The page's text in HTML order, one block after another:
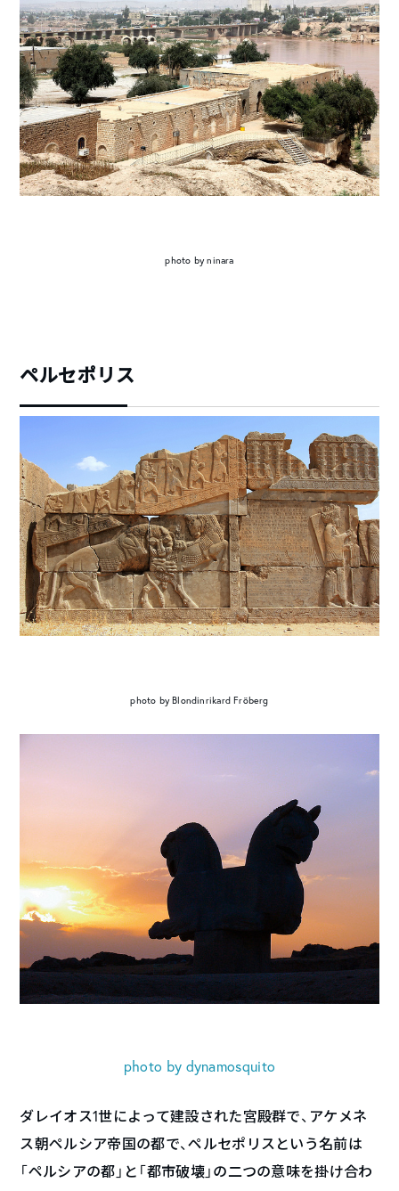
photo by ninara
ペルセポリス
photo by Blondinrikard Fröberg
photo by dynamosquito
ダレイオス1世によって建設された宮殿群で、アケメネ
ス朝ペルシア帝国の都で、ペルセポリスという名前は
「ペルシアの都」と「都市破壊」の二つの意味を掛け合わ